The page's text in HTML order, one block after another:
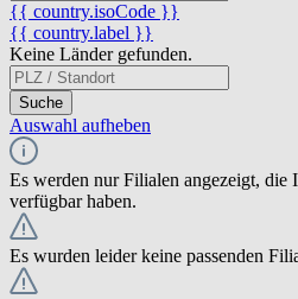
{{ country.isoCode }}
{{ country.label }}
Keine Länder gefunden.
Suche
Auswahl aufheben
Es werden nur Filialen angezeigt, die
verfügbar haben.
Es wurden leider keine passenden